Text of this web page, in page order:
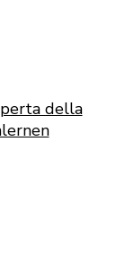
della